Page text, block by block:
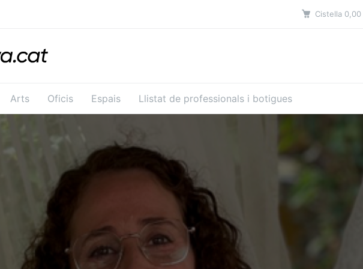
Cistella 0,00
Arts Oficis Espais Llistat de professionals i botigues